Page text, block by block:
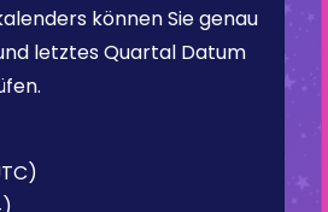
können Sie genau
letztes Quartal Datum